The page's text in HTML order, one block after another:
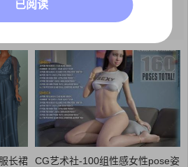
长裙
CG艺术社-100组性感女性pose姿
已阅读